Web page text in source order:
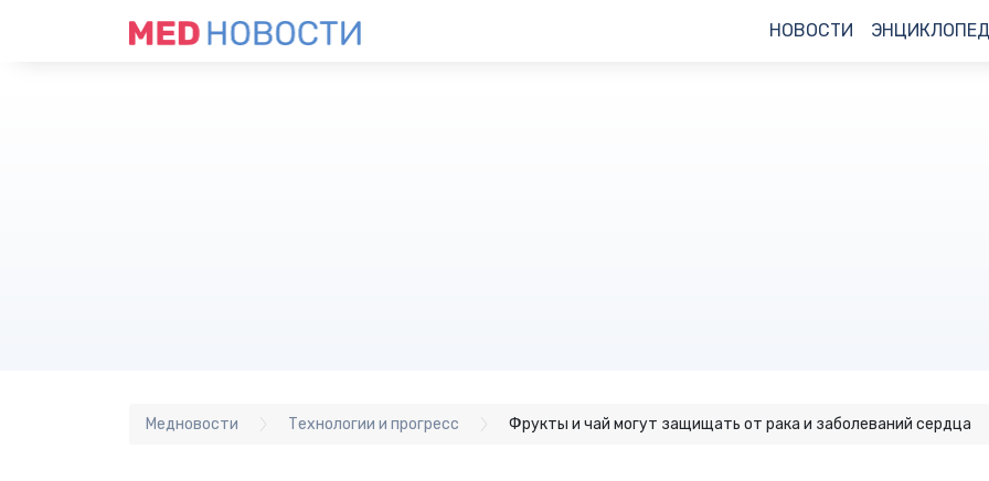
НОВОСТИ
Медновости Технологии и прогресс Фрукты и чай могут защищать от рака и заболеваний сердца